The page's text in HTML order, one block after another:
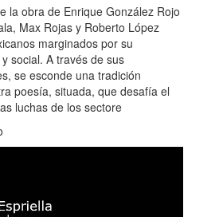
la obra de Enrique González Rojo
Max Rojas y Roberto López
marginados por su
social. A través de sus
se esconde una tradición
poesía, situada, que desafía el
luchas de los sectore